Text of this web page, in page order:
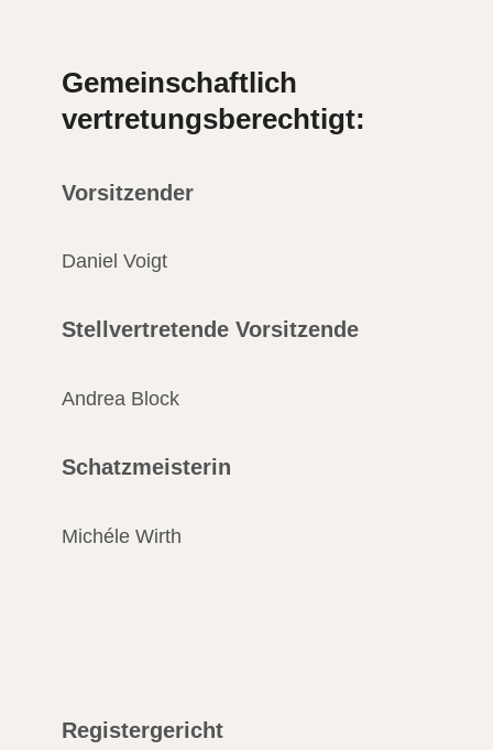
Gemeinschaftlich
vertretungsberechtigt:
Vorsitzender
Daniel Voigt
Stellvertretende Vorsitzende
Andrea Block
Schatzmeisterin
Michéle Wirth
Registergericht